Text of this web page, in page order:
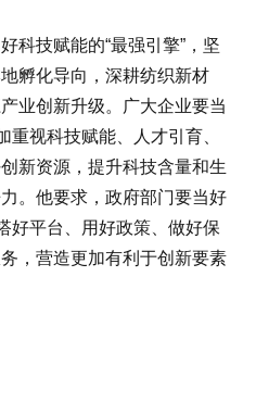
科技赋能的“最强引擎”，坚
孵化导向，深耕纺织新材
业创新升级。广大企业要当
重视科技赋能、人才引育、
新资源，提升科技含量和生
。他要求，政府部门要当好
好平台、用好政策、做好保
，营造更加有利于创新要素